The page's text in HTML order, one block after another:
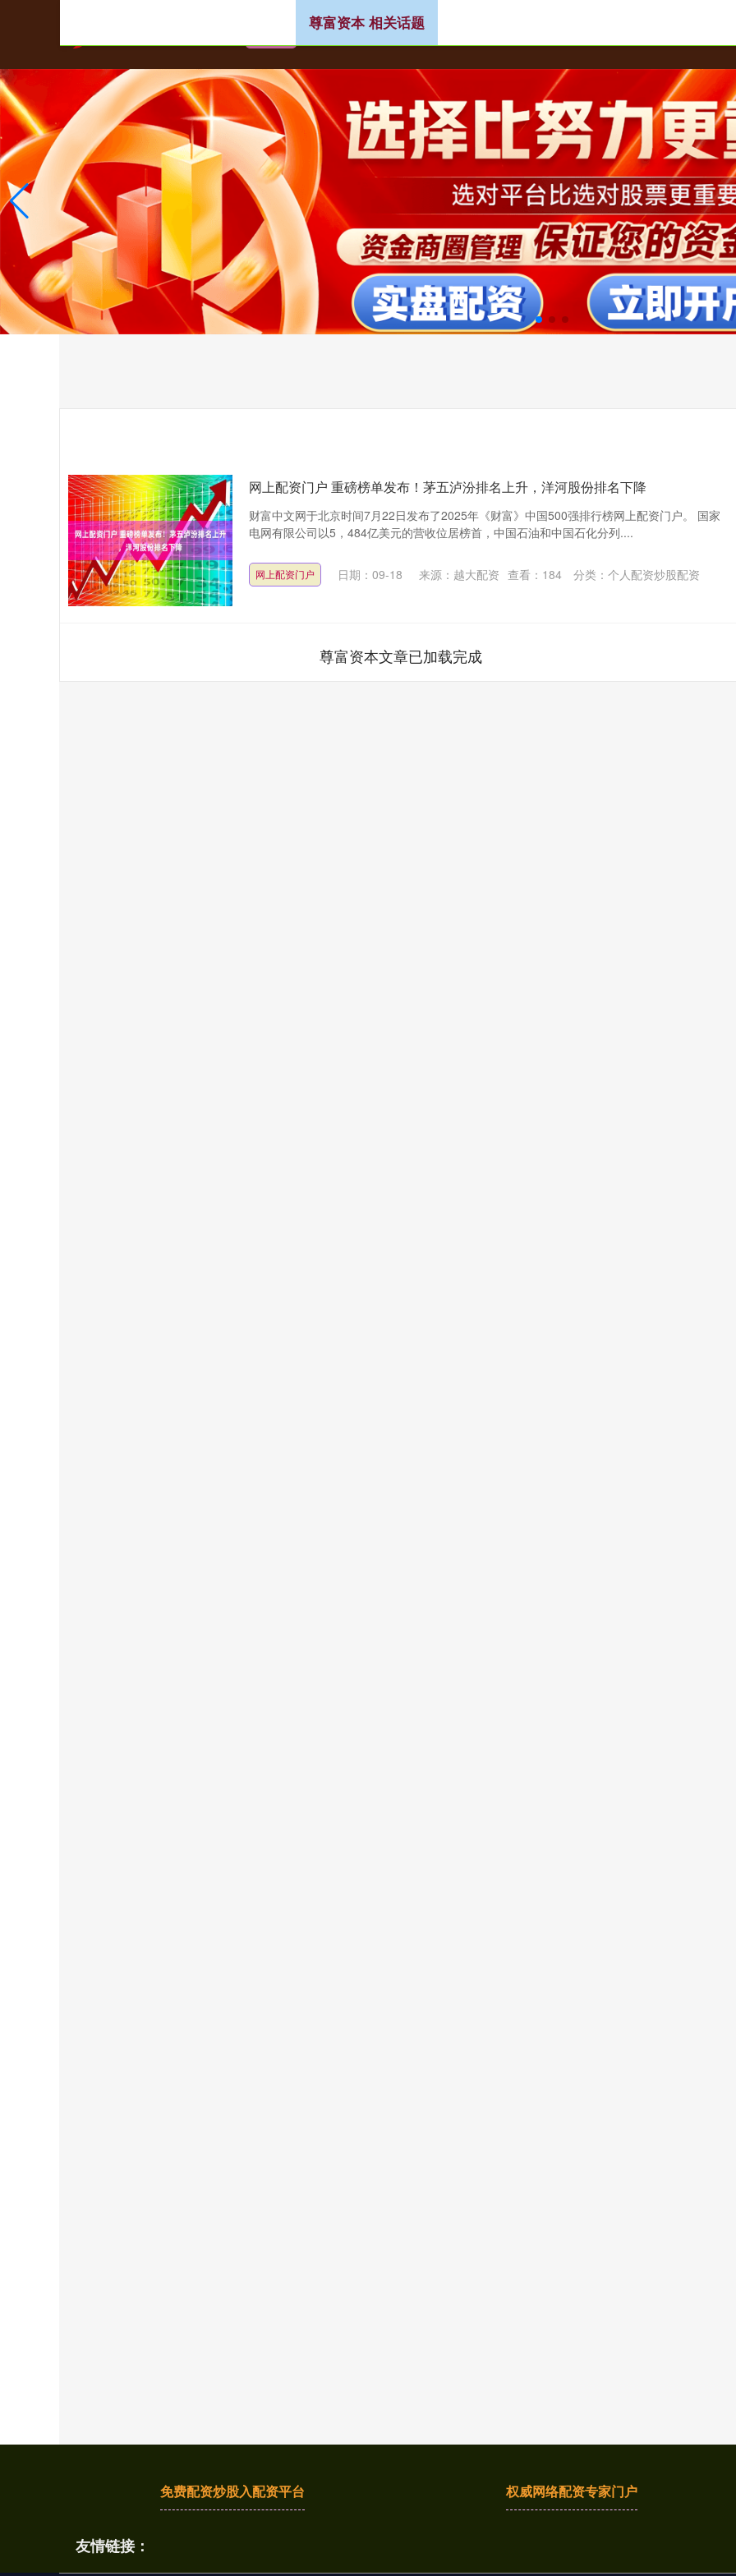
免费配资炒股入配资平台
尊富资本 相关话题
网上配资门户 重磅榜单发布！茅五泸汾排名上升，洋河股份排名下降
财富中文网于北京时间7月22日发布了2025年《财富》中国500强排行榜网上配资门户。 国家
电网有限公司以5，484亿美元的营收位居榜首，中国石油和中国石化分列....
网上配资门户 日期：09-18 来源：越大配资 查看： 184 分类： 个人配资炒股配资
尊富资本文章已加载完成
免费配资炒股入配资平台 权威网络配资专家门户
友情链接：